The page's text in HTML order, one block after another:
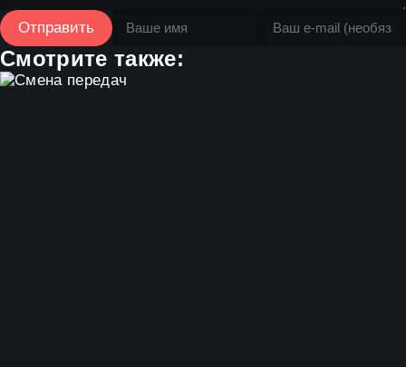
Отправить
Смотрите также: